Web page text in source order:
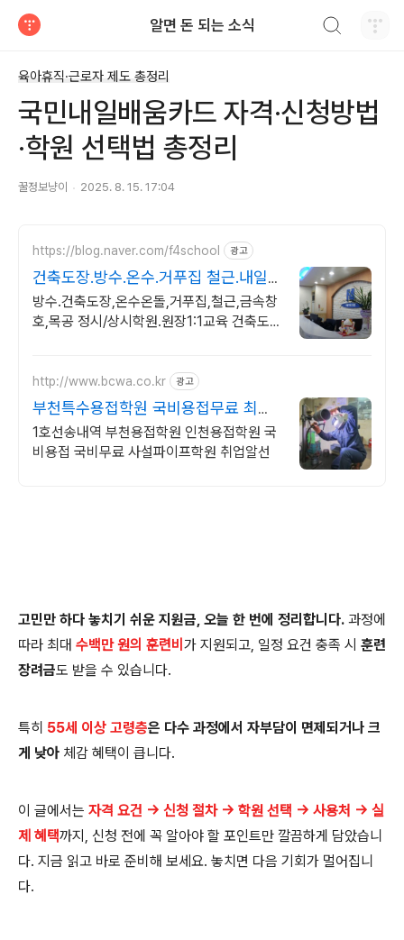
알면 돈 되는 소식
육아휴직·근로자 제도 총정리
국민내일배움카드 자격·신청방법
·학원 선택법 총정리
꿀정보냥이 2025. 8. 15. 17:04
https://blog.naver.com/f4school 광고
건축도장.방수.온수.거푸집 철근.내일
배움카드정부지원
방수.건축도장,온수온돌,거푸집,철근,금속창
호,목공 정시/상시학원.원장1:1교육 건축도
http://www.bcwa.co.kr 광고
부천특수용접학원 국비용접무료 최대
100%지원
1호선송내역 부천용접학원 인천용접학원 국
비용접 국비무료 사설파이프학원 취업알선
고민만 하다 놓치기 쉬운 지원금, 오늘 한 번에 정리합니다. 과정에
따라 최대 수백만 원의 훈련비 가 지원되고, 일정 요건 충족 시 훈련
장려금도 받을 수 있습니다.
특히 55세 이상 고령층은 다수 과정에서 자부담이 면제되거나 크
게 낮아 체감 혜택이 큽니다.
이 글에서는 자격 요건 → 신청 절차 → 학원 선택 → 사용처 → 실
제 혜택까지, 신청 전에 꼭 알아야 할 포인트만 깔끔하게 담았습니
다. 지금 읽고 바로 준비해 보세요. 놓치면 다음 기회가 멀어집니
다.